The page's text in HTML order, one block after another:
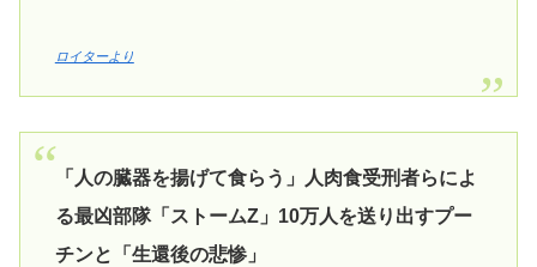
ロイターより
「人の臓器を揚げて食らう」人肉食受刑者らによ
る最凶部隊「ストームZ」10万人を送り出すプー
チンと「生還後の悲惨」